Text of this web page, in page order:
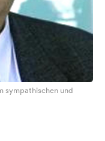
sympathischen und